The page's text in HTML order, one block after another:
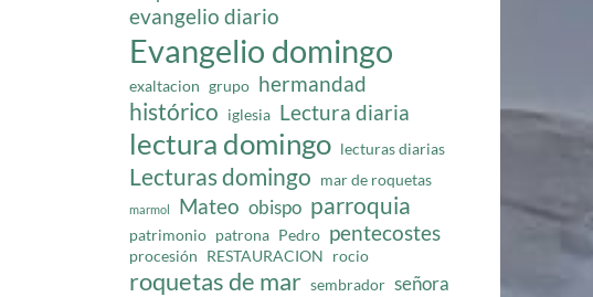
evangelio diario
Evangelio domingo
exaltacion grupo hermandad
histórico iglesia Lectura diaria
lectura domingo lecturas diarias
Lecturas domingo mar de roquetas
marmol Mateo obispo parroquia
patrimonio patrona Pedro pentecostes
procesión RESTAURACION rocio
roquetas de mar sembrador señora